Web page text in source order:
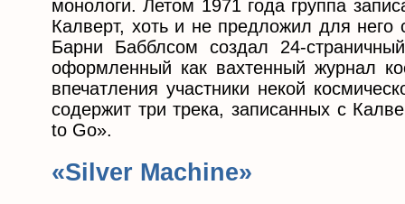
монологи. Летом 1971 года группа
Калверт, хоть и не предложил для него
Барни Бабблсом создал 24-
оформленный как вахтенный журнал
впечатления участники некой
содержит три трека, записанных с
to Go».
«Silver Machine»